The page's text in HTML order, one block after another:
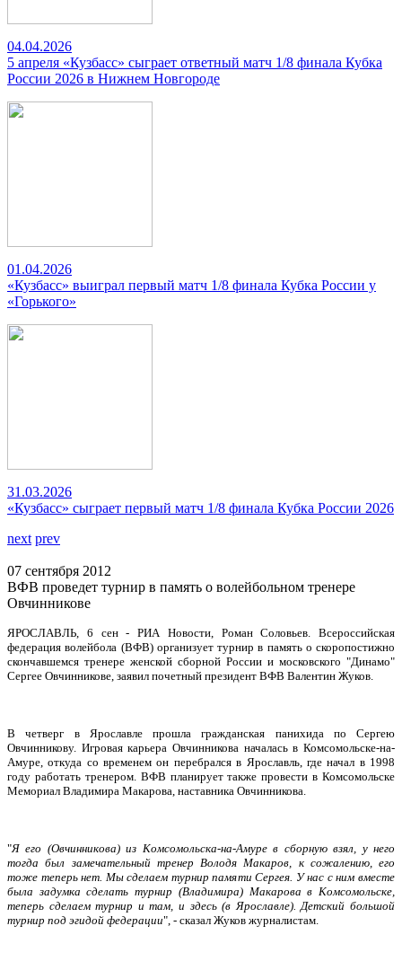
04.04.2026
5 апреля «Кузбасс» сыграет ответный матч 1/8 финала Кубка
России 2026 в Нижнем Новгороде
01.04.2026
«Кузбасс» выиграл первый матч 1/8 финала Кубка России у
«Горького»
31.03.2026
«Кузбасс» сыграет первый матч 1/8 финала Кубка России 2026
next prev
07 сентября 2012
ВФВ проведет турнир в память о волейбольном тренере
Овчинникове
ЯРОСЛАВЛЬ, 6 сен - РИА Новости, Роман Соловьев. Всероссийская
федерация волейбола (ВФВ) организует турнир в память о скоропостижно
скончавшемся тренере женской сборной России и московского "Динамо"
Сергее Овчинникове, заявил почетный президент ВФВ Валентин Жуков.
В четверг в Ярославле прошла гражданская панихида по Сергею
Овчинникову. Игровая карьера Овчинникова началась в Комсомольске-на-
Амуре, откуда со временем он перебрался в Ярославль, где начал в 1998
году работать тренером. ВФВ планирует также провести в Комсомольске
Мемориал Владимира Макарова, наставника Овчинникова.
"Я его (Овчинникова) из Комсомольска-на-Амуре в сборную взял, у него
тогда был замечательный тренер Володя Макаров, к сожалению, его
тоже теперь нет. Мы сделаем турнир памяти Сергея. У нас с ним вместе
была задумка сделать турнир (Владимира) Макарова в Комсомольске,
теперь сделаем турнир и там, и здесь (в Ярославле). Детский большой
турнир под эгидой федерации", - сказал Жуков журналистам.